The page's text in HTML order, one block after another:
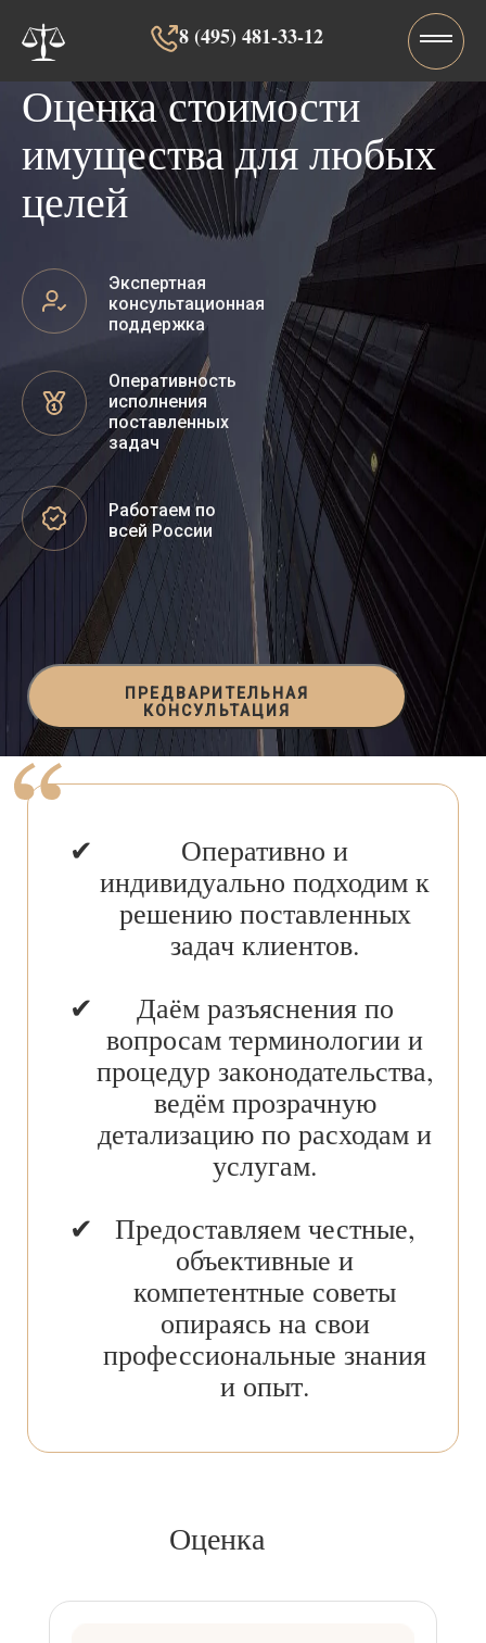
8 (495) 481-33-12‬‬
Оценка стоимости
имущества для любых
целей
Экспертная
консультационная
поддержка
Оперативность
исполнения
поставленных
задач
Работаем по
всей России
ПРЕДВАРИТЕЛЬНАЯ
КОНСУЛЬТАЦИЯ
Оперативно и
индивидуально подходим к
решению поставленных
задач клиентов.
Даём разъяснения по
вопросам терминологии и
процедур законодательства,
ведём прозрачную
детализацию по расходам и
услугам.
Предоставляем честные,
объективные и
компетентные советы
опираясь на свои
профессиональные знания
и опыт.
Оценка